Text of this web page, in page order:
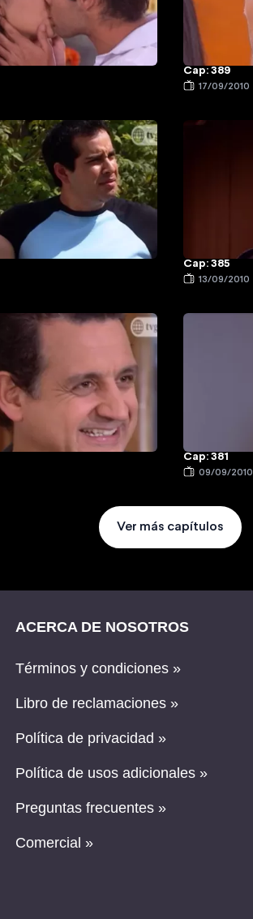
Cap: 389
17/09/2010
Cap: 385
13/09/2010
Cap: 381
09/09/2010
Ver más capítulos
ACERCA DE NOSOTROS
Términos y condiciones »
Libro de reclamaciones »
Política de privacidad »
Política de usos adicionales »
Preguntas frecuentes »
Comercial »